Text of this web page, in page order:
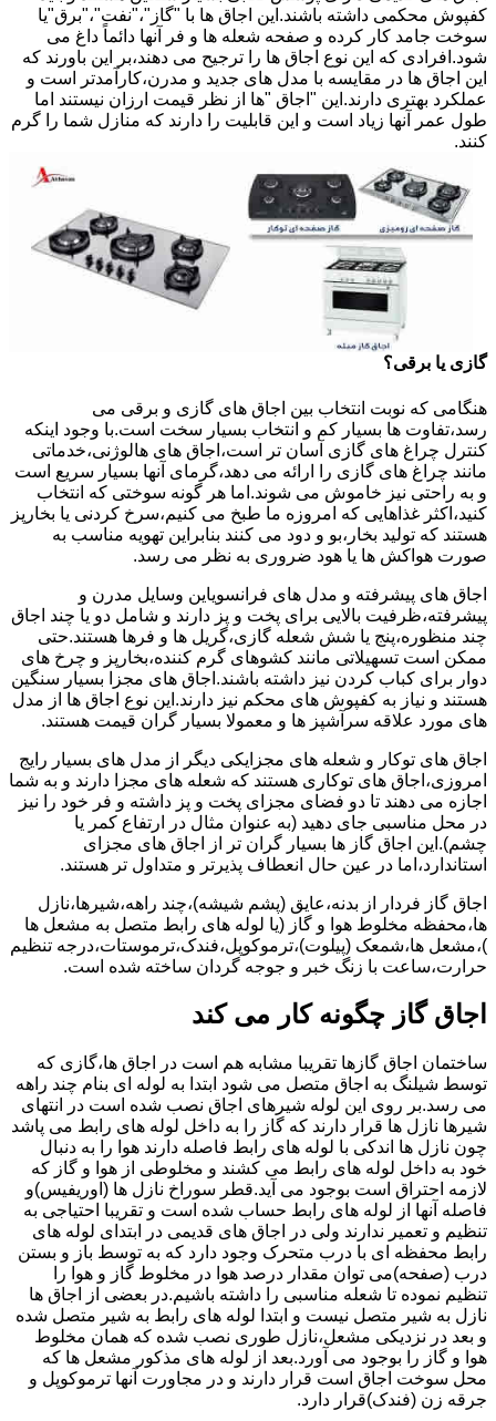
کفپوش محکمی داشته باشند.این اجاق ها با "گاز"،"نفت"،"برق"یا
سوخت جامد کار کرده و صفحه شعله ها و فر آنها دائماً داغ می
شود.افرادی که این نوع اجاق ها را ترجیح می دهند،بر این باورند که
این اجاق ها در مقایسه با مدل های جدید و مدرن،کارآمدتر است و
عملکرد بهتری دارند.این "اجاق "ها از نظر قیمت ارزان نیستند اما
طول عمر آنها زیاد است و این قابلیت را دارند که منازل شما را گرم
کنند.
گازی یا برقی؟
هنگامی که نوبت انتخاب بین اجاق های گازی و برقی می
رسد،تفاوت ها بسیار کم و انتخاب بسیار سخت است.با وجود اینکه
کنترل چراغ های گازی آسان تر است،اجاق های هالوژنی،خدماتی
مانند چراغ های گازی را ارائه می دهد،گرمای آنها بسیار سریع است
و به راحتی نیز خاموش می شوند.اما هر گونه سوختی که انتخاب
کنید،اکثر غذاهایی که امروزه ما طبخ می کنیم،سرخ کردنی یا بخارپز
هستند که تولید بخار،بو و دود می کنند بنابراین تهویه مناسب به
صورت هواکش ها یا هود ضروری به نظر می رسد.
اجاق های پیشرفته و مدل های فرانسویاین وسایل مدرن و
پیشرفته،ظرفیت بالایی برای پخت و پز دارند و شامل دو یا چند اجاق
چند منظوره،پنج یا شش شعله گازی،گریل ها و فرها هستند.حتی
ممکن است تسهیلاتی مانند کشوهای گرم کننده،بخارپز و چرخ های
دوار برای کباب کردن نیز داشته باشند.اجاق های مجزا بسیار سنگین
هستند و نیاز به کفپوش های محکم نیز دارند.این نوع اجاق ها از مدل
های مورد علاقه سرآشپز ها و معمولا بسیار گران قیمت هستند.
اجاق های توکار و شعله های مجزایکی دیگر از مدل های بسیار رایج
امروزی،اجاق های توکاری هستند که شعله های مجزا دارند و به شما
اجازه می دهند تا دو فضای مجزای پخت و پز داشته و فر خود را نیز
در محل مناسبی جای دهید (به عنوان مثال در ارتفاع کمر یا
چشم).این اجاق گاز ها بسیار گران تر از اجاق های مجزای
استاندارد،اما در عین حال انعطاف پذیرتر و متداول تر هستند.
اجاق گاز فردار از بدنه،عایق (پشم شیشه)،چند راهه،شیرها،نازل
ها،محفظه مخلوط هوا و گاز (یا لوله های رابط متصل به مشعل ها
)،مشعل ها،شمعک (پیلوت)،ترموکوپل،فندک،ترموستات،درجه تنظیم
حرارت،ساعت با زنگ خبر و جوجه گردان ساخته شده است.
اجاق گاز چگونه کار می کند
ساختمان اجاق گازها تقریبا مشابه هم است در اجاق ها،گازی که
توسط شیلنگ به اجاق متصل می شود ابتدا به لوله ای بنام چند راهه
می رسد.بر روی این لوله شیرهای اجاق نصب شده است در انتهای
شیرها نازل ها قرار دارند که گاز را به داخل لوله های رابط می پاشد
چون نازل ها اندکی با لوله های رابط فاصله دارند هوا را به دنبال
خود به داخل لوله های رابط می کشند و مخلوطی از هوا و گاز که
لازمه احتراق است بوجود می آید.قطر سوراخ نازل ها (اوریفیس)و
فاصله آنها از لوله های رابط حساب شده است و تقریبا احتیاجی به
تنظیم و تعمیر ندارند ولی در اجاق های قدیمی در ابتدای لوله های
رابط محفظه ای با درب متحرک وجود دارد که به توسط باز و بستن
درب (صفحه)می توان مقدار درصد هوا در مخلوط گاز و هوا را
تنظیم نموده تا شعله مناسبی را داشته باشیم.در بعضی از اجاق ها
نازل به شیر متصل نیست و ابتدا لوله های رابط به شیر متصل شده
و بعد در نزدیکی مشعل،نازل طوری نصب شده که همان مخلوط
هوا و گاز را بوجود می آورد.بعد از لوله های مذکور مشعل ها که
محل سوخت اجاق است قرار دارند و در مجاورت آنها ترموکوپل و
جرقه زن (فندک)قرار دارد.